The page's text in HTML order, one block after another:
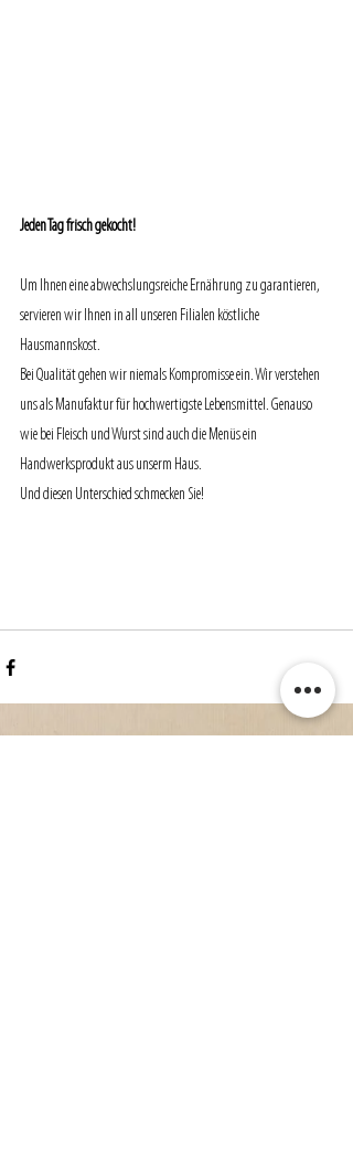
Jeden Tag frisch gekocht!
Um Ihnen eine abwechslungsreiche Ernährung zu garantieren,
servieren wir Ihnen in all unseren Filialen köstliche
Hausmannskost.
Bei Qualität gehen wir niemals Kompromisse ein. Wir verstehen
uns als Manufaktur für hochwertigste Lebensmittel. Genauso
wie bei Fleisch und Wurst sind auch die Menüs ein
Handwerksprodukt aus unserm Haus.
Und diesen Unterschied schmecken Sie!